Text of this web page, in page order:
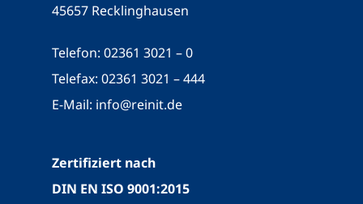
45657 Recklinghausen
Telefon: 02361 3021 – 0
Telefax: 02361 3021 – 444
E-Mail: info@reinit.de
Zertifiziert nach
DIN EN ISO 9001:2015